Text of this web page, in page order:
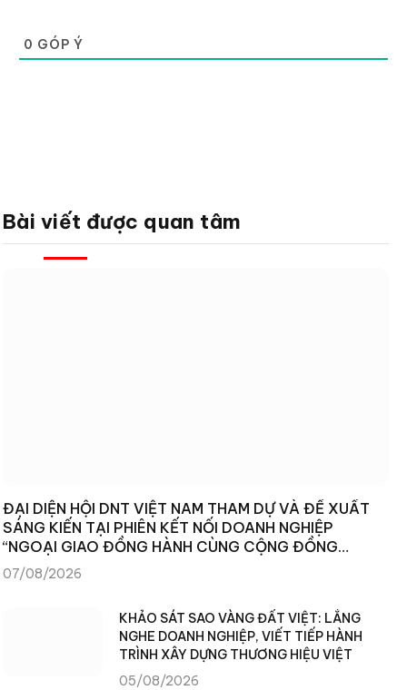
0 GÓP Ý
Bài viết được quan tâm
ĐẠI DIỆN HỘI DNT VIỆT NAM THAM DỰ VÀ ĐỀ XUẤT
SÁNG KIẾN TẠI PHIÊN KẾT NỐI DOANH NGHIỆP
“NGOẠI GIAO ĐỒNG HÀNH CÙNG CỘNG ĐỒNG
DOANH NGHIỆP”
07/08/2026
KHẢO SÁT SAO VÀNG ĐẤT VIỆT: LẮNG
NGHE DOANH NGHIỆP, VIẾT TIẾP HÀNH
TRÌNH XÂY DỰNG THƯƠNG HIỆU VIỆT
05/08/2026